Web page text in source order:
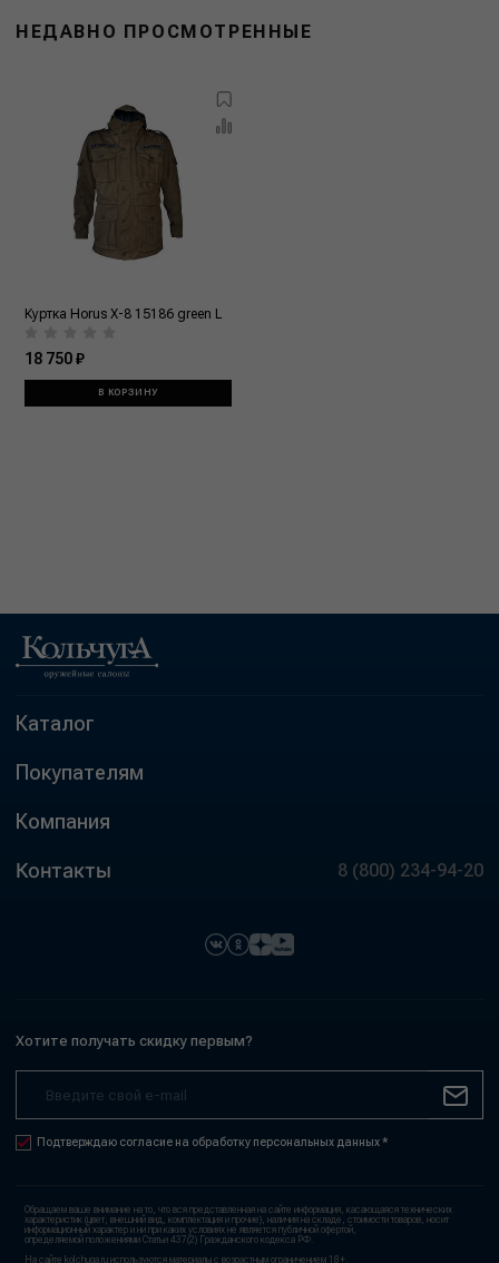
НЕДАВНО ПРОСМОТРЕННЫЕ
Куртка Horus X-8 15186 green L
18 750 ₽
В КОРЗИНУ
Каталог
Покупателям
Компания
Контакты 8 (800) 234-94-20
Хотите получать скидку первым?
Подтверждаю согласие на обработку персональных данных *
Обращаем ваше внимание на то, что вся представленная на сайте информация, касающаяся технических
характеристик (цвет, внешний вид, комплектация и прочие), наличия на складе, стоимости товаров, носит
информационный характер и ни при каких условиях не является публичной офертой,
определяемой положениями Статьи 437(2) Гражданского кодекса РФ.
На сайте kolchuga.ru используются материалы с возрастным ограничением 18+.